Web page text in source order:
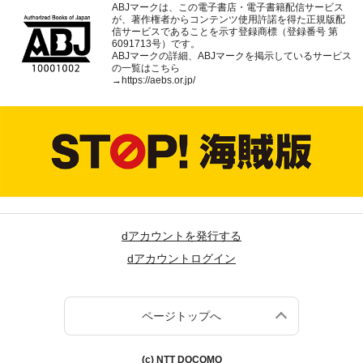
ABJマークは、この電子書店・電子書籍配信サービス
が、著作権者からコンテンツ使用許諾を得た正規版配
信サービスであることを示す登録商標（登録番号 第
6091713号）です。
ABJマークの詳細、ABJマークを掲示しているサービス
の一覧はこちら
→https://aebs.or.jp/
dアカウントを発行する
dアカウントログイン
ページトップへ
(c) NTT DOCOMO